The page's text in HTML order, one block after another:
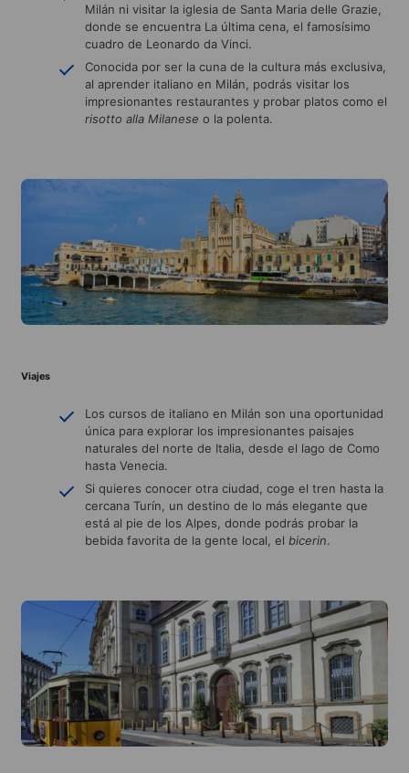
Milán ni visitar la iglesia de Santa Maria delle Grazie,
donde se encuentra La última cena, el famosísimo
cuadro de Leonardo da Vinci.
Conocida por ser la cuna de la cultura más exclusiva,
al aprender italiano en Milán, podrás visitar los
impresionantes restaurantes y probar platos como el
risotto alla Milanese o la polenta.
Viajes
Los cursos de italiano en Milán son una oportunidad
única para explorar los impresionantes paisajes
naturales del norte de Italia, desde el lago de Como
hasta Venecia.
Si quieres conocer otra ciudad, coge el tren hasta la
cercana Turín, un destino de lo más elegante que
está al pie de los Alpes, donde podrás probar la
bebida favorita de la gente local, el bicerin.